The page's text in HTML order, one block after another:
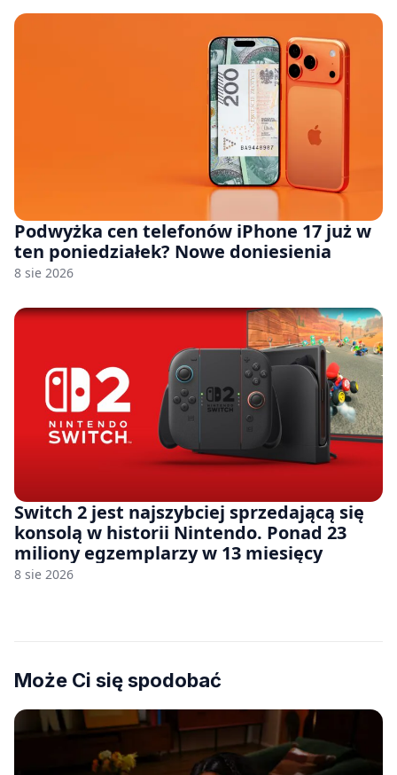
Podwyżka cen telefonów iPhone 17 już w
ten poniedziałek? Nowe doniesienia
8 sie 2026
Switch 2 jest najszybciej sprzedającą się
konsolą w historii Nintendo. Ponad 23
miliony egzemplarzy w 13 miesięcy
8 sie 2026
Może Ci się spodobać